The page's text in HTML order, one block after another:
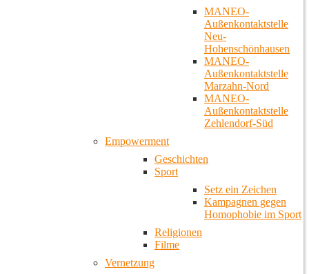
MANEO-
Außenkontaktstelle
Neu-
Hohenschönhausen
MANEO-
Außenkontaktstelle
Marzahn-Nord
MANEO-
Außenkontaktstelle
Zehlendorf-Süd
Empowerment
Geschichten
Sport
Setz ein Zeichen
Kampagnen gegen
Homophobie im Sport
Religionen
Filme
Vernetzung